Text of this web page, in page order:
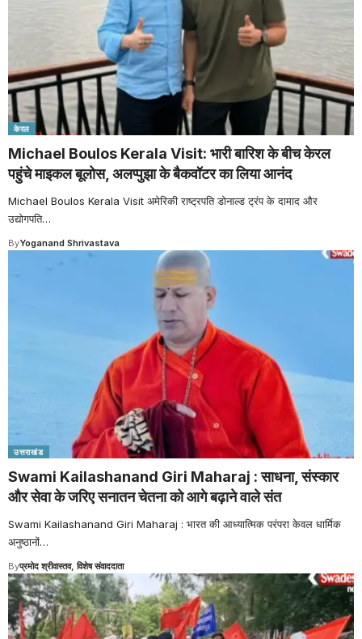
केरल
Michael Boulos Kerala Visit: भारी बारिश के बीच केरल
पहुंचे माइकल बूलोस, अलप्पुझा के बैकवॉटर का लिया आनंद
Michael Boulos Kerala Visit अमेरिकी राष्ट्रपति डोनाल्ड ट्रंप के दामाद और
उद्योगपति…
ByYoganand Shrivastava
उत्तराखंड
Swami Kailashanand Giri Maharaj : साधना, संस्कार
और सेवा के जरिए सनातन चेतना को आगे बढ़ाने वाले संत
Swami Kailashanand Giri Maharaj : भारत की आध्यात्मिक परंपरा केवल धार्मिक
अनुष्ठानों…
Byप्रमोद श्रीवास्तव, विशेष संवाददाता